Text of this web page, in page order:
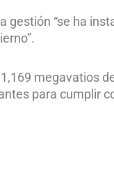
gestión “se ha
megavatios
para cumplir